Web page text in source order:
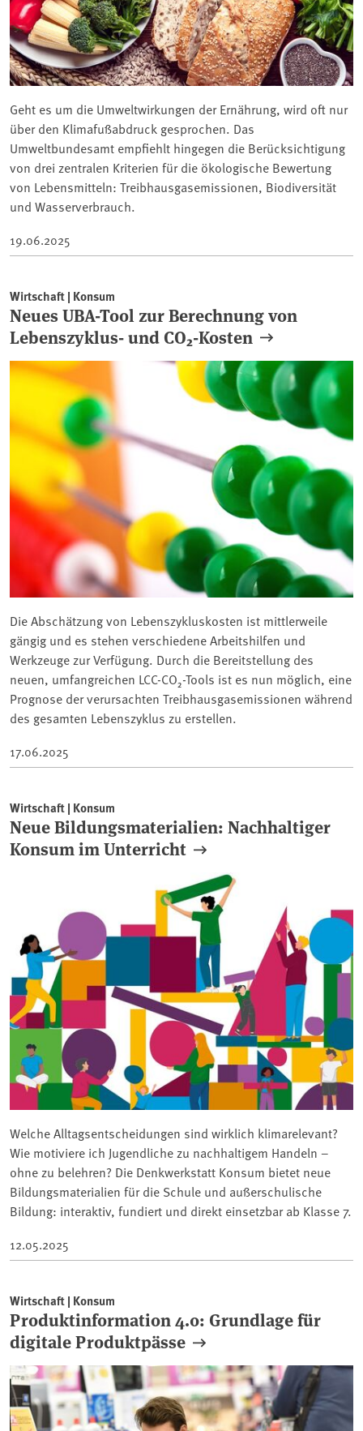
Geht es um die Umweltwirkungen der Ernährung, wird oft nur
über den Klimafußabdruck gesprochen. Das
Umweltbundesamt empfiehlt hingegen die Berücksichtigung
von drei zentralen Kriterien für die ökologische Bewertung
von Lebensmitteln: Treibhausgasemissionen, Biodiversität
und Wasserverbrauch.
19.06.2025
Wirtschaft | Konsum
Neues UBA-Tool zur Berechnung von
Lebenszyklus- und CO₂-Kosten
Die Abschätzung von Lebenszykluskosten ist mittlerweile
gängig und es stehen verschiedene Arbeitshilfen und
Werkzeuge zur Verfügung. Durch die Bereitstellung des
neuen, umfangreichen LCC-CO₂-Tools ist es nun möglich, eine
Prognose der verursachten Treibhausgasemissionen während
des gesamten Lebenszyklus zu erstellen.
17.06.2025
Wirtschaft | Konsum
Neue Bildungsmaterialien: Nachhaltiger
Konsum im Unterricht
Welche Alltagsentscheidungen sind wirklich klimarelevant?
Wie motiviere ich Jugendliche zu nachhaltigem Handeln –
ohne zu belehren? Die Denkwerkstatt Konsum bietet neue
Bildungsmaterialien für die Schule und außerschulische
Bildung: interaktiv, fundiert und direkt einsetzbar ab Klasse 7.
12.05.2025
Wirtschaft | Konsum
Produktinformation 4.0: Grundlage für
digitale Produktpässe